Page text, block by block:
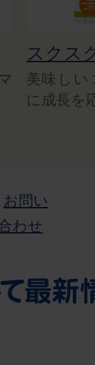
スクス
美味しい
に成長を